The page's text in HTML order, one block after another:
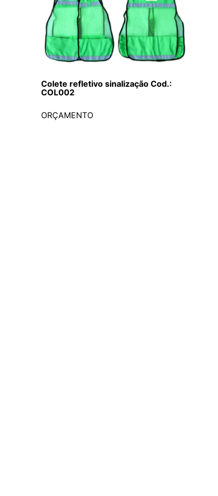
Colete refletivo sinalização Cod.:
COL002
ORÇAMENTO